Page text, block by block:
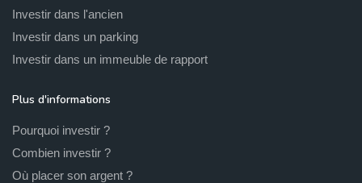
Investir dans l'ancien
Investir dans un parking
Investir dans un immeuble de rapport
Plus d'informations
Pourquoi investir ?
Combien investir ?
Où placer son argent ?